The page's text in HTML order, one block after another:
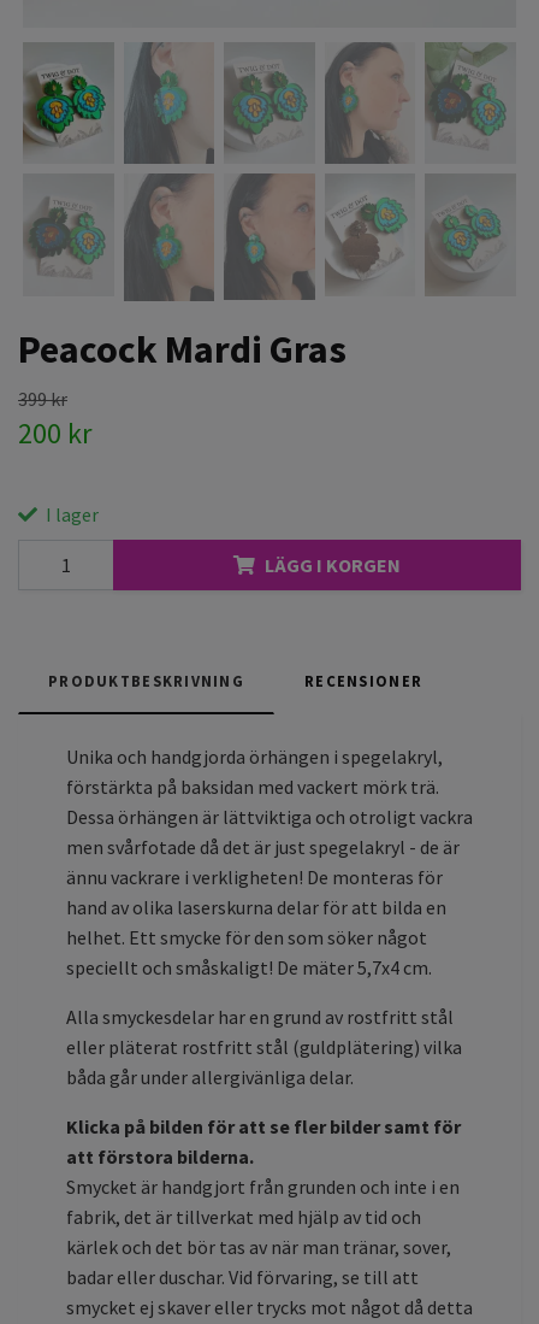
Peacock Mardi Gras
399 kr
200 kr
I lager
LÄGG I KORGEN
PRODUKTBESKRIVNING RECENSIONER
Unika och handgjorda örhängen i spegelakryl,
förstärkta på baksidan med vackert mörk trä.
Dessa örhängen är lättviktiga och otroligt vackra
men svårfotade då det är just spegelakryl - de är
ännu vackrare i verkligheten! De monteras för
hand av olika laserskurna delar för att bilda en
helhet. Ett smycke för den som söker något
speciellt och småskaligt! De mäter 5,7x4 cm.
Alla smyckesdelar har en grund av rostfritt stål
eller pläterat rostfritt stål (guldplätering) vilka
båda går under allergivänliga delar.
Klicka på bilden för att se fler bilder samt för
att förstora bilderna.
Smycket är handgjort från grunden och inte i en
fabrik, det är tillverkat med hjälp av tid och
kärlek och det bör tas av när man tränar, sover,
badar eller duschar. Vid förvaring, se till att
smycket ej skaver eller trycks mot något då detta